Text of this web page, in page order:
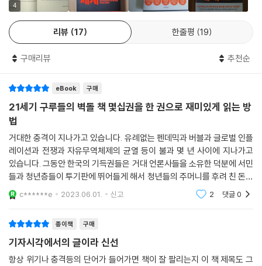
인은 자동차 가격이었다. 미국의 자동차 생산이 차질을 빚고, 그 결과 중고
차 가격이 미친 듯 뛰어올랐다. 에너지 가격 상승을 뺀 2021년 미국 물가
상승률의 3분의 1을 자동차 한 품목이 들어 올렸다.”(본문 43쪽 중에서)
이렇듯 공급망 병목으로 시작된 세계 경제 질서의 대혼란과 복잡한 경제학
다], KBS, 2021.12.18.)이라는 글로 쉽고 명쾌하게 정리해 주목받은 기자
가 있었다. 바로 KBS 서영민 기자다. 여기까지도 빙산의 일각이다. 이전에
도 이후에도 서영민 기자의 손과 발은 바빴다. 늘 경제 뉴스의 최전선에서
현실 경제의 현상들을 촘촘하게 포착하고, 알기 쉽게 풀어헤쳐서 국민이
불안에 떨지 않고 진실을 바로 볼 수 있도록 힘이 되는 글을 써왔다. ‘아는
만큼 보인다’ ‘아는 것이 힘이다’라는 명제를 서영민 기자의 예리하고도 깊
이 있는 시선이 담긴 책 『거대한 충격 이후의 세계』를 통해 경험할 수 있다.
세계의 변화가 한국에 던지는 도전 과제를 어떻게 바라보고 이겨낼 것인지
‘경제의 맥락’을 통해 안내한다.
“충격의 시대, 경제 흐름의 맥락을 읽는 사람만이 세상을 주도한다.”
불황과 위기에도 꺾이지 않는 무기가 될 “맥락의 경제학”
4
리뷰 17 한줄평 19
구매리뷰 추천순
eBook 구매
21세기 구루들의 벽돌 책 몇십권을 한 권으로 재미있게 읽는 방
법
거대한 충격이 지나가고 있습니다. 유례없는 펜데믹과 버블과 글로벌 인플
레이션과 전쟁과 자유무역체제의 균열 등이 불과 몇 년 사이에 지나가고
있습니다. 그동안 한국의 기득권들은 거대 언론사들을 소유한 덕분에 서민
들과 청년층들이 투기판에 뛰어들게 해서 청년들의 주머니를 후려 친 돈으
로 건설사와 금융사들이 배불리게 만드는데 성공했지요. 건설사와 금융 모
피아를 적극 밀어
c******e 2023.06.01. 신고 2 댓글0
종이책 구매
기자시각에서의 글이라 신선
항상 위기나 충격등의 단어가 들어가면 책이 잘 팔리는지 이 책 제목도 그